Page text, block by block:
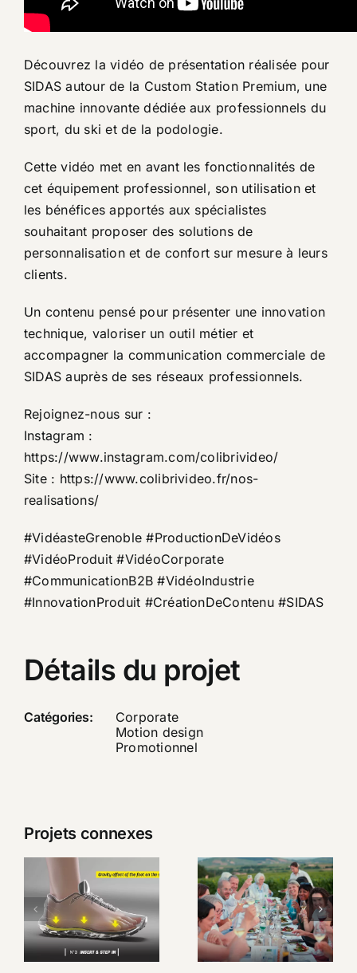
Découvrez la vidéo de présentation réalisée pour
SIDAS autour de la Custom Station Premium, une
machine innovante dédiée aux professionnels du
sport, du ski et de la podologie.
Cette vidéo met en avant les fonctionnalités de
cet équipement professionnel, son utilisation et
les bénéfices apportés aux spécialistes
souhaitant proposer des solutions de
personnalisation et de confort sur mesure à leurs
clients.
Un contenu pensé pour présenter une innovation
technique, valoriser un outil métier et
accompagner la communication commerciale de
SIDAS auprès de ses réseaux professionnels.
Rejoignez-nous sur :
Instagram :
https://www.instagram.com/colibrivideo/
Site : https://www.colibrivideo.fr/nos-
realisations/
#VidéasteGrenoble #ProductionDeVidéos
#VidéoProduit #VidéoCorporate
#CommunicationB2B #VidéoIndustrie
#InnovationProduit #CréationDeContenu #SIDAS
Détails du projet
Catégories:
Corporate
Motion design
Promotionnel
Projets connexes
Custom
Live, la
semelle sur
mesure en
quelques
Un week-
end au
cœur du
Beaujolais